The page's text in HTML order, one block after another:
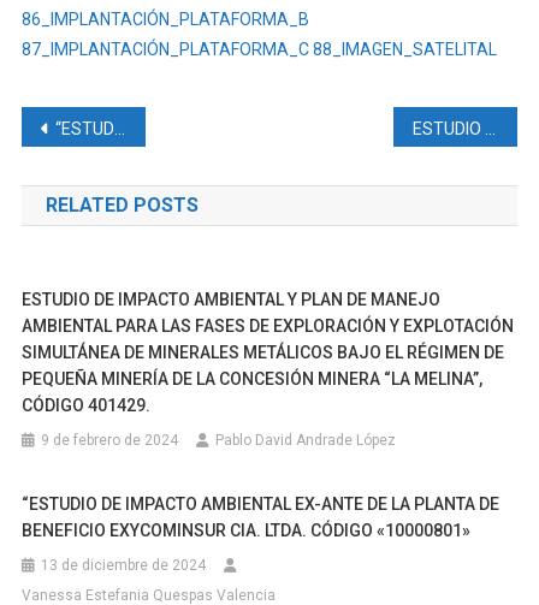
ÁREA
PARA
LA
CUATRO
(4)
POZOS
FASE
DE
Y
86_IMPLANTACIÓN_PLATAFORMA_B
87_IMPLANTACIÓN_PLATAFORMA_C88_IMAGEN_SATELITAL
Navegación
de
entradas
“ESTUDIO DE IMPACTO AMBIENTAL EXANTE PARA LAS FASES DE EXPLORACIÓN Y EXPLOTACIÓN BAJO EL RÉGIMEN DE PEQUEÑA MINERÍA DE LA CONCESIÓN MINERA PAUSHIYACU 11 (CÓDIGO 100000379)”
RELATED POSTS
ESTUDIO DE IMPACTO AMBIENTAL Y PLAN DE MANEJO
AMBIENTAL PARA LAS FASES DE EXPLORACIÓN Y EXPLOTACIÓN
SIMULTÁNEA DE MINERALES METÁLICOS BAJO EL RÉGIMEN DE
PEQUEÑA MINERÍA DE LA CONCESIÓN MINERA “LA MELINA”,
CÓDIGO 401429.
9 de febrero de 2024 Pablo David Andrade López
“ESTUDIO DE IMPACTO AMBIENTAL EX-ANTE DE LA PLANTA DE
BENEFICIO EXYCOMINSUR CIA. LTDA. CÓDIGO «10000801»
13 de diciembre de 2024
Vanessa Estefania Quespas Valencia